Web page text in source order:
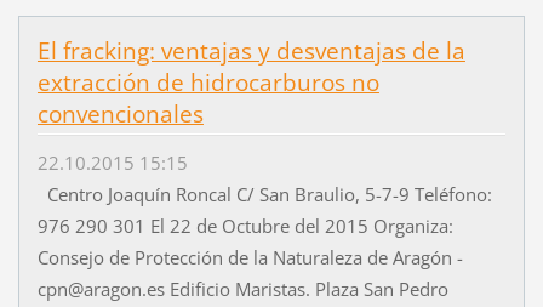
El fracking: ventajas y desventajas de la
extracción de hidrocarburos no
convencionales
22.10.2015 15:15
Centro Joaquín Roncal C/ San Braulio, 5-7-9 Teléfono:
976 290 301 El 22 de Octubre del 2015 Organiza:
Consejo de Protección de la Naturaleza de Aragón -
cpn@aragon.es Edificio Maristas. Plaza San Pedro